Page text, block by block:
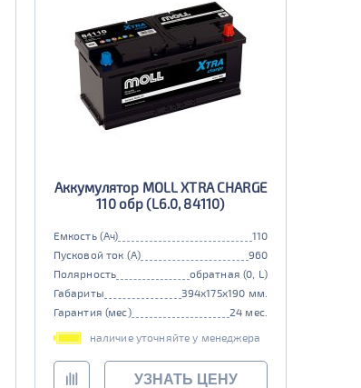
Аккумулятор MOLL XTRA CHARGE
110 обр (L6.0, 84110)
Емкость (Ач)
110
Пусковой ток (А)
960
Полярность
обратная (0, L)
Габариты
394x175x190 мм.
Гарантия (мес)
24 мес.
наличие уточняйте у менеджера
УЗНАТЬ ЦЕНУ